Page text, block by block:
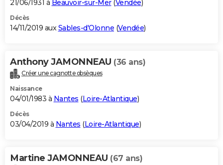
21/06/1931 à Beauvoir-sur-Mer(Vendée)
Décès
14/11/2019 auxSables-d'Olonne (Vendée)
Anthony JAMONNEAU (36 ans)
Créer une cagnotte obsèques
Naissance
04/01/1983 à Nantes (Loire-Atlantique)
Décès
03/04/2019 à Nantes (Loire-Atlantique)
Martine JAMONNEAU (67 ans)